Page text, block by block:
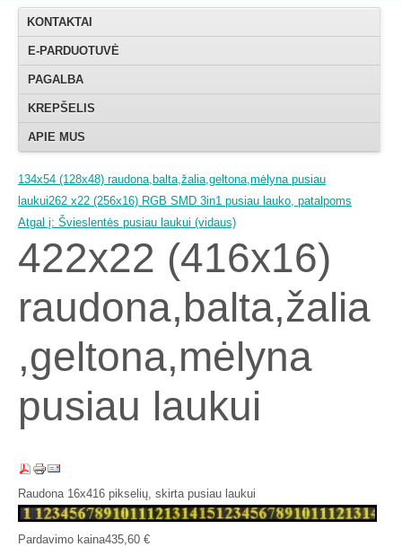
KONTAKTAI
E-PARDUOTUVĖ
PAGALBA
KREPŠELIS
APIE MUS
134x54 (128x48) raudona,balta,žalia,geltona,mėlyna pusiau
laukui262 x22 (256x16) RGB SMD 3in1 pusiau lauko, patalpoms
Atgal į: Švieslentės pusiau laukui (vidaus)
422x22 (416x16)
raudona,balta,žalia
,geltona,mėlyna
pusiau laukui
Raudona 16x416 pikselių, skirta pusiau laukui
Pardavimo kaina435,60 €